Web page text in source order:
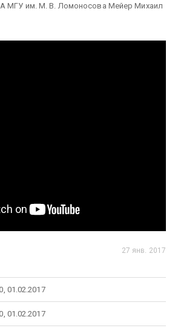
МГУ им. М. В. Ломоносова Мейер Михаил
27 янв. 2017
01.02.2017
01.02.2017